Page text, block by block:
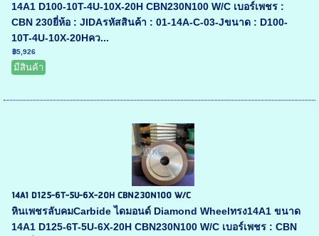
14A1 D100-10T-4U-10X-20H CBN230N100 W/C เบอร์เพชร :
CBN 230ยี่ห้อ : JIDAรหัสสินค้า : 01-14A-C-03-Jขนาด : D100-
10T-4U-10X-20Hคว...
฿5,926
มีสินค้า
14A1 D125-6T-5U-6X-20H CBN230N100 W/C
หินเพชรลับคมCarbide ไดมอนด์ Diamond Wheelทรง14A1 ขนาด
14A1 D125-6T-5U-6X-20H CBN230N100 W/C เบอร์เพชร : CBN